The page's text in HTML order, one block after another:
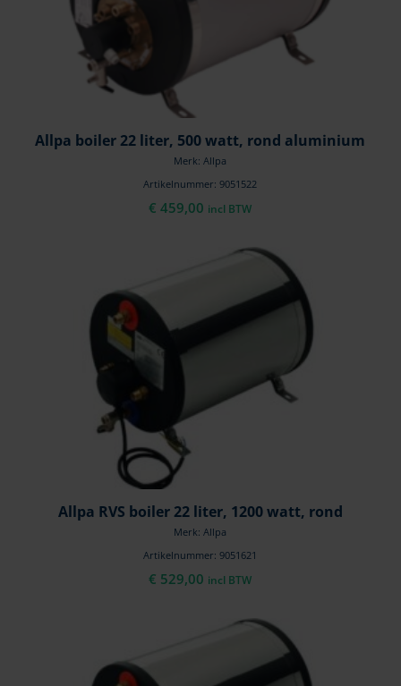
Allpa boiler 22 liter, 500 watt, rond aluminium
Merk: Allpa
Artikelnummer: 9051522
€ 459,00 incl BTW
Allpa RVS boiler 22 liter, 1200 watt, rond
Merk: Allpa
Artikelnummer: 9051621
€ 529,00 incl BTW